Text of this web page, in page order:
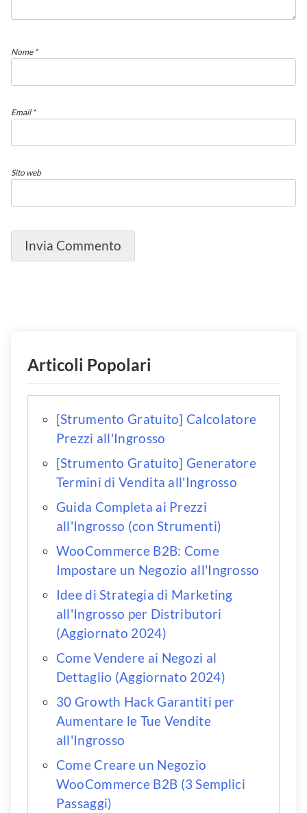
Nome *
Email*
Sito web
Articoli Popolari
[Strumento Gratuito] Calcolatore
Prezzi all'Ingrosso
[Strumento Gratuito] Generatore
Termini di Vendita all'Ingrosso
Guida Completa ai Prezzi
all'Ingrosso (con Strumenti)
WooCommerce B2B: Come
Impostare un Negozio all'Ingrosso
Idee di Strategia di Marketing
all'Ingrosso per Distributori
(Aggiornato 2024)
Come Vendere ai Negozi al
Dettaglio (Aggiornato 2024)
30 Growth Hack Garantiti per
Aumentare le Tue Vendite
all'Ingrosso
Come Creare un Negozio
WooCommerce B2B (3 Semplici
Passaggi)